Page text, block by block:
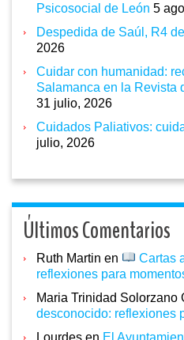
Psicosocial de León 5
Despedida de Saúl, R4
2026
Cuidar con humanidad:
Salamanca en la Revista
31 julio, 2026
Cuidados Paliativos:
julio, 2026
Últimos Comentarios
Ruth Martin en
Cartas
reflexiones para
Maria Trinidad Solorzano
desconocido: reflexiones
Lourdes en El